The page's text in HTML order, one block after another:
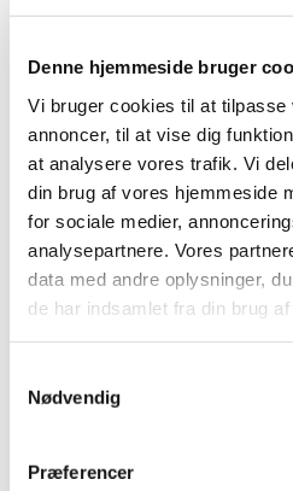
Denne hjemmeside bruger
Vi bruger cookies til at tilpasse
annoncer, til at vise dig
at analysere vores trafik. Vi
din brug af vores hjemmeside
for sociale medier,
analysepartnere. Vores
data med andre oplysninger,
de har indsamlet fra din brug
Nødvendig
Præferencer
Søg
Vare: Små Ombre
Små Ombre Svampe
15,00kr.